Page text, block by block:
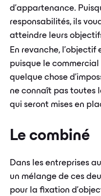
d'appartenance.
responsabilités, ils
atteindre leurs
En revanche, l’objectif
puisque le
quelque chose
ne connaît pas toutes
qui seront mises en
Le combiné
Dans les entreprises
un mélange de ces
pour la fixation